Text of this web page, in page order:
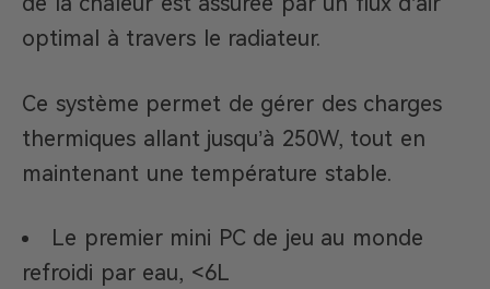
optimal à travers le radiateur.
Ce système permet de gérer des charges
thermiques allant jusqu’à 250W, tout en
maintenant une température stable.
Le premier mini PC de jeu au monde
refroidi par eau, <6L